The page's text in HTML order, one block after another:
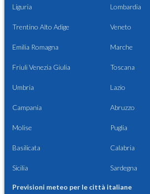
Liguria Lombardia
Trentino Alto Adige Veneto
Emilia Romagna Marche
Friuli Venezia Giulia Toscana
Umbria Lazio
Campania Abruzzo
Molise Puglia
Basilicata Calabria
Sicilia Sardegna
Previsioni meteo per le città italiane